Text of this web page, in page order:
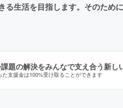
生活を目指します。そのた
題の解決をみんなで支え合う新し
た支援金は100%受け取ることができます